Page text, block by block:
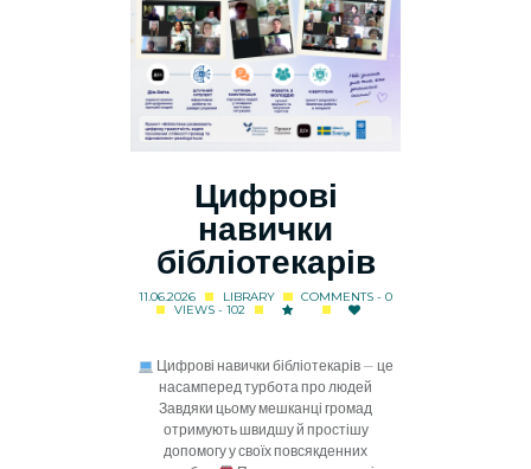
Цифрові
навички
бібліотекарів
11.06.2026 LIBRARY
COMMENTS - 0
VIEWS - 102
Цифрові навички бібліотекарів — це
насамперед турбота про людей
Завдяки цьому мешканці громад
отримують швидшу й простішу
допомогу у своїх повсякденних